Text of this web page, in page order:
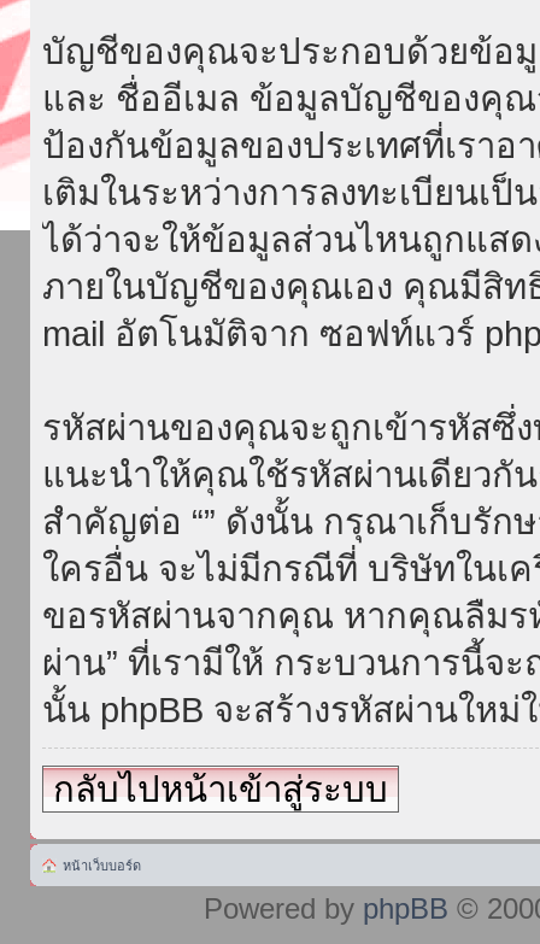
บัญชีของคุณจะประกอบด้วยข้อมู
และ ชื่ออีเมล ข้อมูลบัญชีของคุณ
ป้องกันข้อมูลของประเทศที่เราอ
เติมในระหว่างการลงทะเบียนเ
ได้ว่าจะให้ข้อมูลส่วนไหนถูกแส
ภายในบัญชีของคุณเอง คุณมีสิทธิ์
mail อัตโนมัติจาก ซอฟท์แวร์
รหัสผ่านของคุณจะถูกเข้ารหัสซึ่
แนะนำให้คุณใช้รหัสผ่านเดียวกั
สำคัญต่อ “” ดังนั้น กรุณาเก็บรัก
ใครอื่น จะไม่มีกรณีที่ บริษัทในเ
ขอรหัสผ่านจากคุณ หากคุณลืมร
ผ่าน” ที่เรามีให้ กระบวนการนี้จ
นั้น phpBB จะสร้างรหัสผ่านให
กลับไปหน้าเข้าสู่ระบบ
หน้าเว็บบอร์ด
Powered by phpBB ©